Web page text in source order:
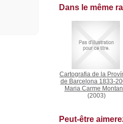
Dans le même
Cartografia de la
de Barcelona 1833-
Maria Carme
(2003)
Peut-être